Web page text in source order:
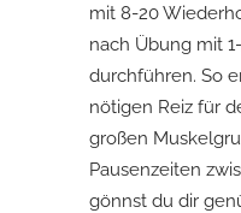
mit 8-20
nach Übung mit
durchführen. So
nötigen Reiz für
großen
Pausenzeiten
gönnst du dir